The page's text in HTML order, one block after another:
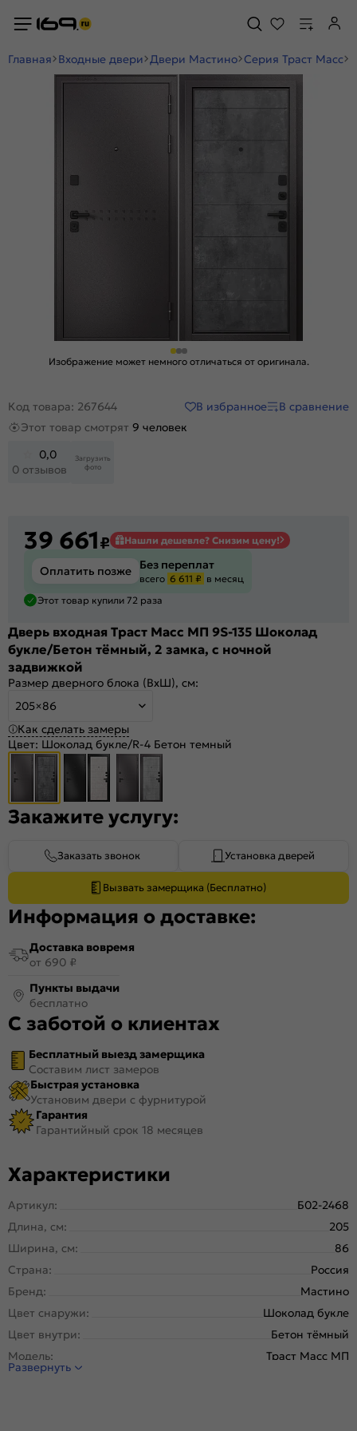
Главная Входные двери Двери Мастино Серия Траст Масс
Изображение может немного отличаться от оригинала.
Код товара: 267644 В избранное
В сравнение
Этот товар смотрят 9 человек
0,0
0 отзывов
Загрузить
фото
39 661₽ Нашли дешевле? Снизим цену!
Оплатить позже Без переплат
всего 6 611 ₽ в месяц
Этот товар купили 72 раза
Дверь входная Траст Масс МП 9S-135 Шоколад
букле/Бетон тёмный, 2 замка, с ночной
задвижкой
Размер дверного блока (ВхШ), см:
205×86
Как сделать замеры
Цвет: Шоколад букле/R-4 Бетон темный
Закажите услугу:
Заказать звонок Установка дверей
Вызвать замерщика (Бесплатно)
Информация о доставке:
Доставка вовремя
от 690 ₽
Пункты выдачи
бесплатно
С заботой о клиентах
Бесплатный выезд замерщика
Составим лист замеров
Быстрая установка
Установим двери с фурнитурой
Гарантия
Гарантийный срок 18 месяцев
Характеристики
Артикул:
Б02-2468
Длина, см:
205
Ширина, см:
86
Страна:
Россия
Бренд:
Мастино
Цвет снаружи:
Шоколад букле
Цвет внутри:
Бетон тёмный
Модель:
Траст Масс МП
Открывание:
Развернуть